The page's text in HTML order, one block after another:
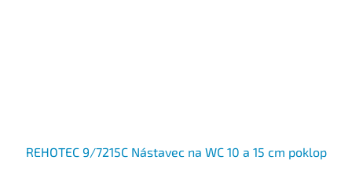
REHOTEC 9/7215C Nástavec na WC 10 a 15 cm poklop